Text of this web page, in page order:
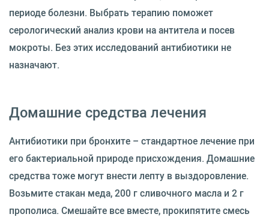
периоде болезни. Выбрать терапию поможет
серологический анализ крови на антитела и посев
мокроты. Без этих исследований антибиотики не
назначают.
Домашние средства лечения
Антибиотики при бронхите – стандартное лечение при
его бактериальной природе присхождения. Домашние
средства тоже могут внести лепту в выздоровление.
Возьмите стакан меда, 200 г сливочного масла и 2 г
прополиса. Смешайте все вместе, прокипятите смесь